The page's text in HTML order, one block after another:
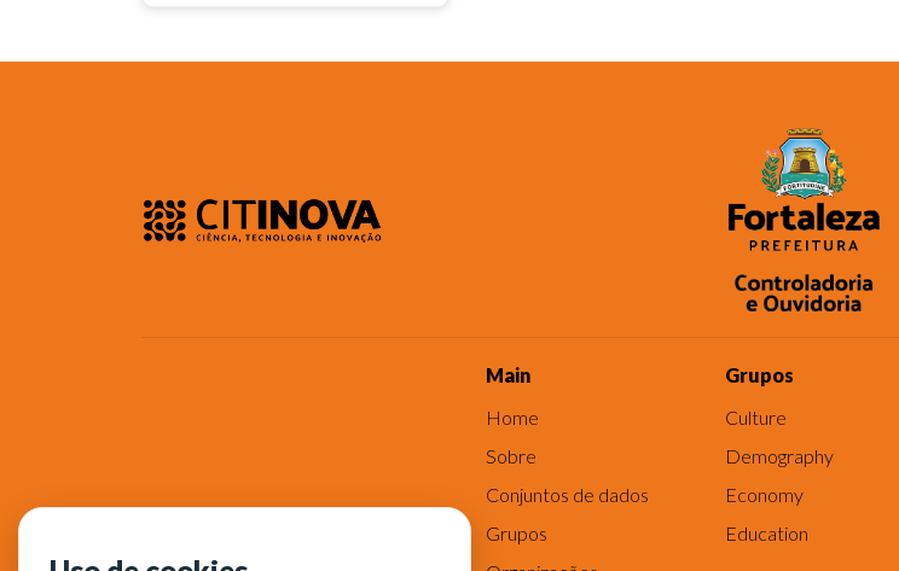
Main
Home
Sobre
Conjuntos de dados
Grupos
Grupos
Culture
Demography
Economy
Education